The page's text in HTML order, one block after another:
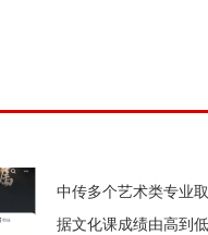
中传多个艺术类专业
据文化课成绩由高到